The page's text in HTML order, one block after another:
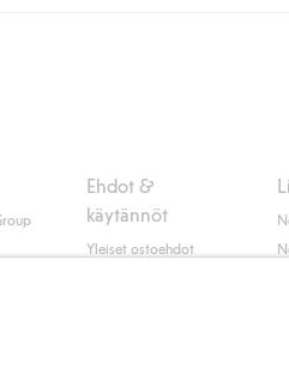
Ehdot &
käytännöt
Yleiset ostoehdot